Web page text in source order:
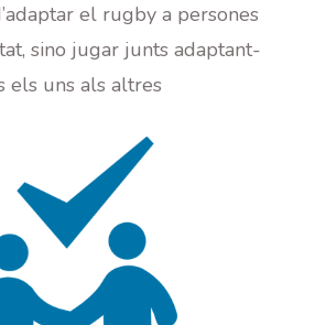
el rugby a persones
sino jugar junts adaptant-
els uns als altres